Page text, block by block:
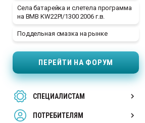
Села батарейка и слетела программа
на BMB KW22PI/1300 2006 г.в.
Поддельная смазка на рынке
ПЕРЕЙТИ НА ФОРУМ
СПЕЦИАЛИСТАМ
ПОТРЕБИТЕЛЯМ